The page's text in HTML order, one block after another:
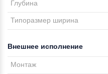
Глубина
Типоразмер ширина
Внешнее исполнение
Монтаж